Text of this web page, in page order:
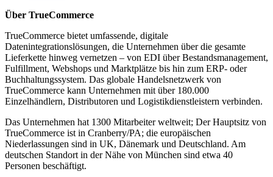
Über TrueCommerce
TrueCommerce bietet umfassende, digitale
Datenintegrationslösungen, die Unternehmen über die gesamte
Lieferkette hinweg vernetzen – von EDI über Bestandsmanagement,
Fulfillment, Webshops und Marktplätze bis hin zum ERP- oder
Buchhaltungssystem. Das globale Handelsnetzwerk von
TrueCommerce kann Unternehmen mit über 180.000
Einzelhändlern, Distributoren und Logistikdienstleistern verbinden.
Das Unternehmen hat 1300 Mitarbeiter weltweit; Der Hauptsitz von
TrueCommerce ist in Cranberry/PA; die europäischen
Niederlassungen sind in UK, Dänemark und Deutschland. Am
deutschen Standort in der Nähe von München sind etwa 40
Personen beschäftigt.